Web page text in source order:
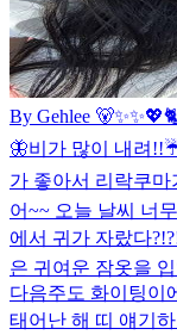
By Gehlee 🐻✨✨💖🐈
🦋비가 많이 내려
가 좋아서 리락쿠
어~~ 오늘 날씨 너
에서 귀가 자랐다
은 귀여운 잠옷을
다음주도 화이팅이
태어난 해 띠 얘기